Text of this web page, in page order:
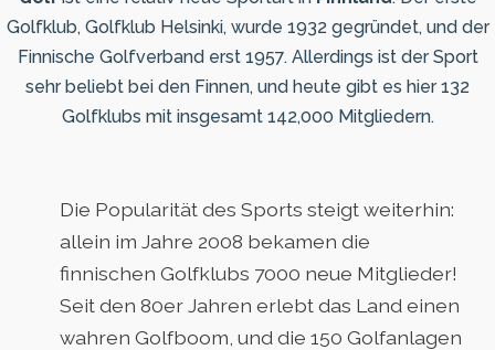
Golfklub, Golfklub Helsinki, wurde 1932 gegründet, und der
Finnische Golfverband erst 1957. Allerdings ist der Sport
sehr beliebt bei den Finnen, und heute gibt es hier 132
Golfklubs mit insgesamt 142,000 Mitgliedern.
Die Popularität des Sports steigt weiterhin:
allein im Jahre 2008 bekamen die
finnischen Golfklubs 7000 neue Mitglieder!
Seit den 80er Jahren erlebt das Land einen
wahren Golfboom, und die 150 Golfanlagen